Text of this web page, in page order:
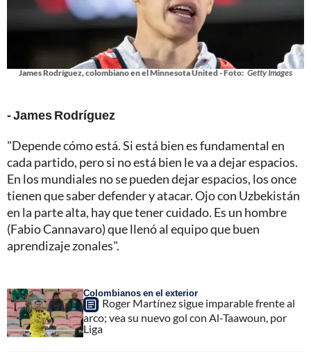
James Rodríguez, colombiano en el Minnesota United - Foto: Getty Images
- James Rodríguez
"Depende cómo está. Si está bien es fundamental en
cada partido, pero si no está bien le va a dejar espacios.
En los mundiales no se pueden dejar espacios, los once
tienen que saber defender y atacar. Ojo con Uzbekistán
en la parte alta, hay que tener cuidado. Es un hombre
(Fabio Cannavaro) que llenó al equipo que buen
aprendizaje zonales".
Colombianos en el exterior
Roger Martínez sigue imparable frente al
arco; vea su nuevo gol con Al-Taawoun, por
Liga